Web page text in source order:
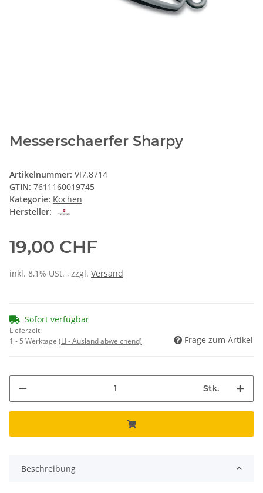
Messerschaerfer Sharpy
Artikelnummer: VI7.8714
GTIN: 7611160019745
Kategorie: Kochen
Hersteller:
19,00 CHF
inkl. 8,1% USt. , zzgl. Versand
Sofort verfügbar
Lieferzeit:
1 - 5 Werktage (LI - Ausland abweichend) Frage zum Artikel
Stk.
Beschreibung